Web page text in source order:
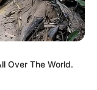
Over The World.